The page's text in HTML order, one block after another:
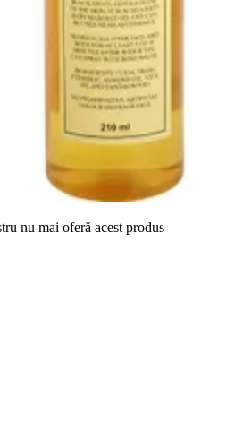
nu mai oferă acest produs